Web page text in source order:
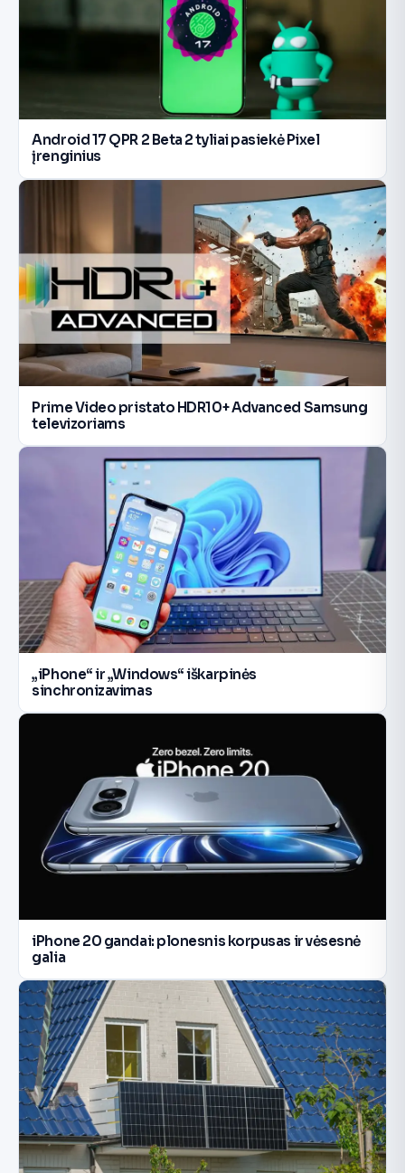
Android 17 QPR 2 Beta 2 tyliai pasiekė Pixel
įrenginius
Prime Video pristato HDR10+ Advanced Samsung
televizoriams
„iPhone“ ir „Windows“ iškarpinės
sinchronizavimas
iPhone 20 gandai: plonesnis korpusas ir vėsesnė
galia